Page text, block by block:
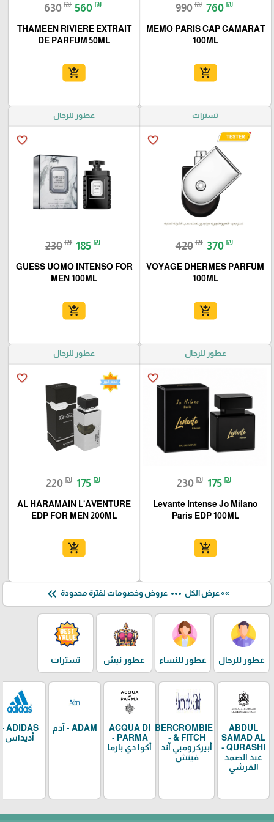
990₪ 760 ₪
MEMO PARIS CAP CAMARAT
100ML
add_shopping_cart
630₪ 560 ₪
THAMEEN RIVIERE EXTRAIT
DE PARFUM 50ML
add_shopping_cart
تسترات
favorite_border
420₪ 370 ₪
VOYAGE DHERMES PARFUM
100ML
add_shopping_cart
عطور للرجال
favorite_border
230₪ 185 ₪
GUESS UOMO INTENSO FOR
MEN 100ML
add_shopping_cart
عطور للرجال
favorite_border
230₪ 175 ₪
Levante Intense Jo Milano
Paris EDP 100ML
add_shopping_cart
عطور للرجال
favorite_border
220₪ 175 ₪
AL HARAMAIN L’AVENTURE
EDP FOR MEN 200ML
add_shopping_cart
»» عرض الكل more_horiz عروض وخصومات لفترة محدودة keyboard_double_arrow_left
عطور للرجال عطور للنساء عطور نيش تسترات
ABDUL
SAMAD AL
QURASHI -
عبد الصمد
القرشي
ABERCROMBIE
& FITCH -
أبيركرومبي آند
فيتش
ACQUA DI
PARMA -
أكوا دي بارما
ADAM - آدم
ADIDAS -
أديداس